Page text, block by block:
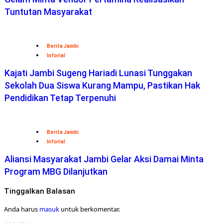
Tuntutan Masyarakat
Berita Jambi
Inforial
Kajati Jambi Sugeng Hariadi Lunasi Tunggakan
Sekolah Dua Siswa Kurang Mampu, Pastikan Hak
Pendidikan Tetap Terpenuhi
Berita Jambi
Inforial
Aliansi Masyarakat Jambi Gelar Aksi Damai Minta
Program MBG Dilanjutkan
Tinggalkan Balasan
Anda harus masuk untuk berkomentar.